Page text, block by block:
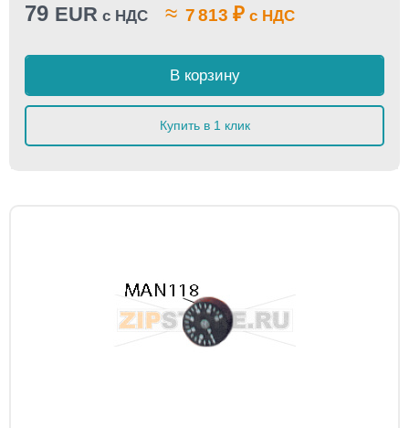
79 EUR с НДС ≈ 7 813 ₽ с НДС
В корзину
Купить в 1 клик